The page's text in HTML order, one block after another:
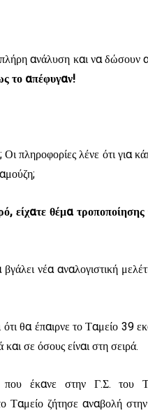
ανάλυση και να δώσουν
το απέφυγαν!
πληροφορίες λένε ότι για
είχατε θέμα
νέα αναλογιστική
θα έπαιρνε το Ταμείο 39
σε όσους είναι στη σειρά.
που έκανε στην Γ.Σ.
ζήτησε αναβολή στην